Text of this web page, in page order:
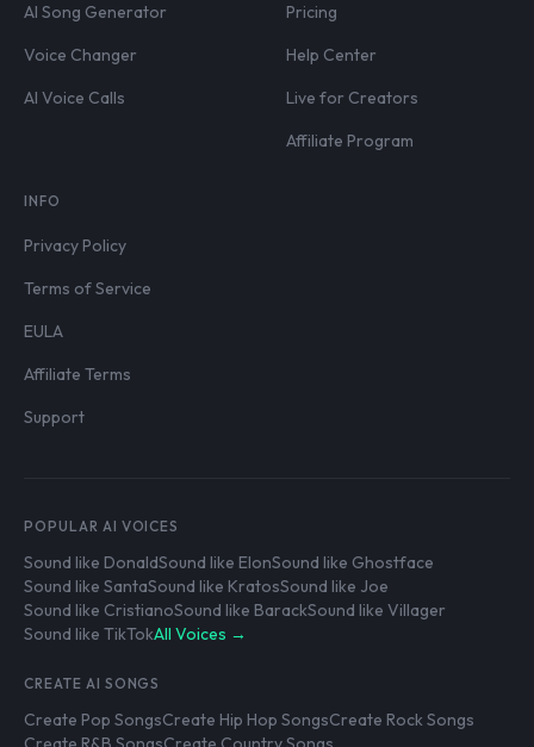
AI Song Generator
Voice Changer
AI Voice Calls
Pricing
Help Center
Live for Creators
Affiliate Program
INFO
Privacy Policy
Terms of Service
EULA
Affiliate Terms
Support
POPULAR AI VOICES
Sound like DonaldSound like ElonSound like Ghostface
Sound like SantaSound like KratosSound like Joe
Sound like CristianoSound like BarackSound like Villager
Sound like TikTokAll Voices →
CREATE AI SONGS
Create Pop SongsCreate Hip Hop SongsCreate Rock Songs